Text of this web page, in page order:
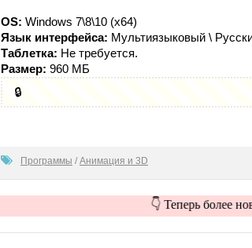
OS: Windows 7\8\10 (x64)
Язык интерфейса: Мультиязыковый \
Таблетка: Не требуется.
Размер: 960 МБ
🔒
Программы / Анимация и 3D
👇 Теперь более